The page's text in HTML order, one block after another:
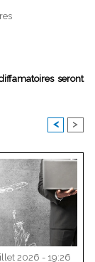
seront
< >
2026 - 19:26